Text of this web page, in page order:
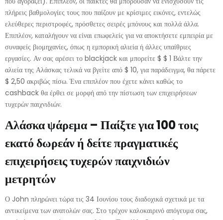
πλήρεις βαθμολογίες τους που παίζουν με κρίσιμες εικόνες, εντελώς
ελεύθερες περιστροφές, πρόσθετες σειρές μπόνους και πολλά άλλα.
Επιπλέον, καταλήγουν να είναι επωφελείς για να αποκτήσετε εμπειρία με
συναφείς βιομηχανίες, όπως η εμπορική αλιεία ή άλλες υπαίθριες
εργασίες. Αν σας αρέσει το blackjack και μπορείτε $ $ 1 Βάλτε την
αλιεία της Αλάσκας τελικά να βγείτε από $ 10, για παράδειγμα, θα πάρετε
$ 2,50 ακριβώς πίσω. Ένα επιπλέον που έχετε κάνει καθώς το
cashback θα έρθει σε μορφή από την πίστωση των επιχειρήσεων
τυχερών παιχνιδιών.
Αλάσκα ψάρεμα – Παίξτε για 100 τοις
εκατό δωρεάν ή δείτε πραγματικές
επιχειρήσεις τυχερών παιχνιδιών
μετρητών
Ο John πληρώνει τώρα τις 34 Ιουνίου τους διαδοχικά σχετικά με τα
αντικείμενα των ανατολών σας. Στο τρέχον καλοκαιρινό απόγευμα σας,